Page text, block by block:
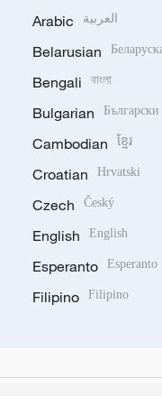
Arabic العربية
Belarusian
Bengali বাংলা
Bulgarian Български
Cambodian ខ្មែរ
Croatian Hrvatski
Czech Český
English English
Esperanto Esperanto
Filipino Filipino